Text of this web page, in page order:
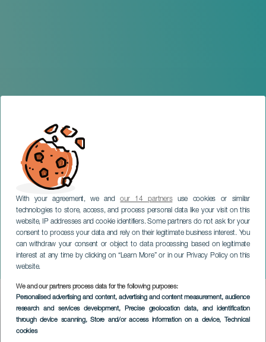
With your agreement, we andour 14 partnersuse cookies or similar
technologies to store, access, and process personal data like your visit on this
website, IP addresses and cookie identifiers. Some partners do not ask for your
consent to process your data and rely on their legitimate business interest. You
can withdraw your consent or object to data processing based on legitimate
interest at any time by clicking on “Learn More” or in our Privacy Policy on this
website.
We and our partners process data for the following purposes:
Personalised advertising and content, advertising and content measurement, audience
research and services development, Precise geolocation data, and identification
through device scanning, Store and/or access information on a device, Technical
cookies
Carrera de montaña Guía
de Isora
TENERIFE
Imagen
Listado